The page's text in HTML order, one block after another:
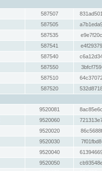
587507
587505
587535
587541
587540
587550
587510
587520
9520081
9520060
9520020
9520030
9520040
9520050